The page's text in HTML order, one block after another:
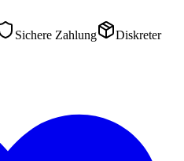
Sichere Zahlung
Diskreter